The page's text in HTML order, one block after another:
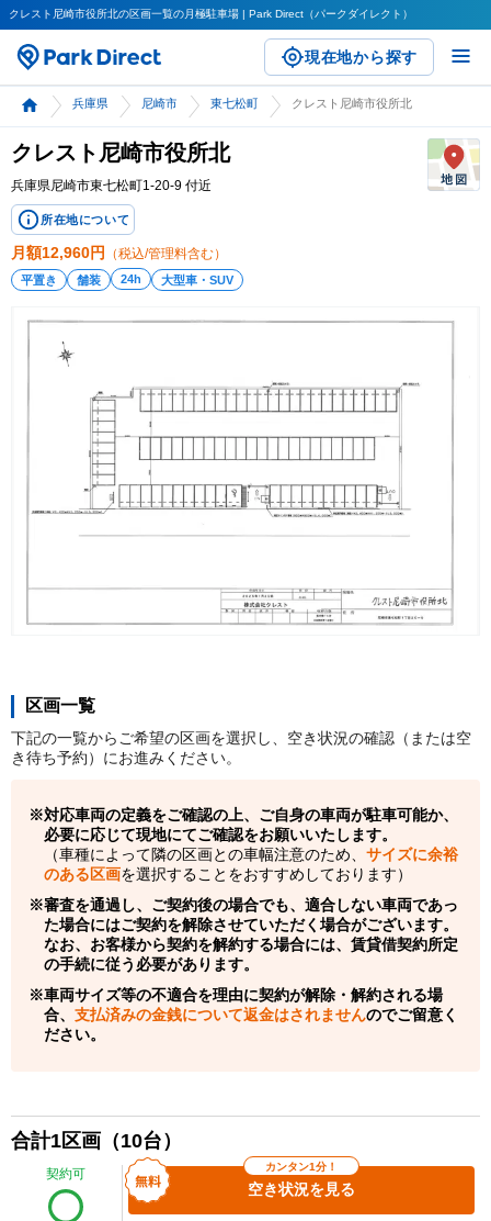
クレスト尼崎市役所北の区画一覧の月極駐車場 | Park Direct（パークダイレクト）
現在地から探す
兵庫県 尼崎市 東七松町 クレスト尼崎市役所北
クレスト尼崎市役所北
兵庫県尼崎市東七松町1-20-9 付近
所在地について
月額12,960円 （税込/管理料含む）
平置き 舗装 24h 大型車・SUV
区画一覧
下記の一覧からご希望の区画を選択し、空き状況の確認（または空
き待ち予約）にお進みください。
対応車両の定義をご確認の上、ご自身の車両が駐車可能か、
必要に応じて現地にてご確認をお願いいたします。
（車種によって隣の区画との車幅注意のため、 サイズに余裕
のある区画を選択することをおすすめしております）
審査を通過し、ご契約後の場合でも、適合しない車両であっ
た場合にはご契約を解除させていただく場合がございます。
なお、お客様から契約を解約する場合には、賃貸借契約所定
の手続に従う必要があります。
車両サイズ等の不適合を理由に契約が解除・解約される場
合、 支払済みの金銭について返金はされませんのでご留意く
ださい。
合計1区画（10台）
契約可 カンタン1分！
空き状況を見る